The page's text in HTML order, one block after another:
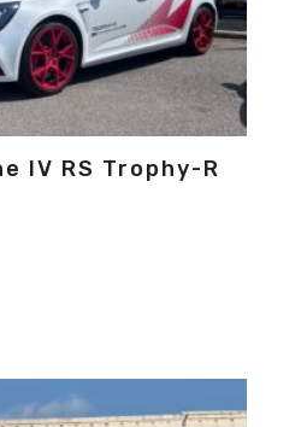
IV RS Trophy-R